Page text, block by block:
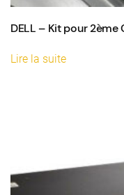
DELL – Kit pour 2ème
Lire la suite